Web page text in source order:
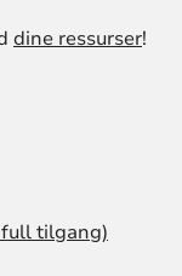
dine ressurser!
tilgang)